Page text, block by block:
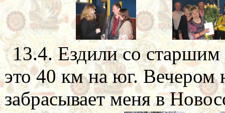
13.4. Ездили со старшим
это 40 км на юг.
забрасывает меня в